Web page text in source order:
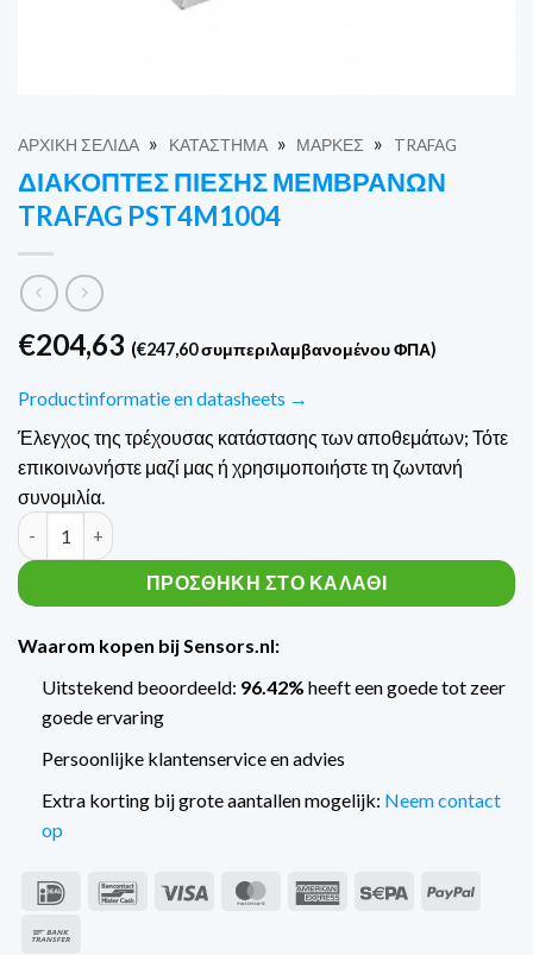
ΑΡΧΙΚΉ ΣΕΛΊΔΑ » ΚΑΤΆΣΤΗΜΑ » ΜΆΡΚΕΣ » TRAFAG
ΔΙΑΚΌΠΤΕΣ ΠΊΕΣΗΣ ΜΕΜΒΡΑΝΏΝ
TRAFAG PST4M1004
€204,63 (€247,60συμπεριλαμβανομένου ΦΠΑ)
Productinformatie en datasheets →
Έλεγχος της τρέχουσας κατάστασης των αποθεμάτων; Τότε
επικοινωνήστε μαζί μας ή χρησιμοποιήστε τη ζωντανή
συνομιλία.
Trafag Membraan drukschakelaars PST4M1004 ποσότητα
ΠΡΟΣΘΉΚΗ ΣΤΟ ΚΑΛΆΘΙ
Waarom kopen bij Sensors.nl:
Uitstekend beoordeeld: 96.42% heeft een goede tot zeer
goede ervaring
Persoonlijke klantenservice en advies
Extra korting bij grote aantallen mogelijk: Neem contact
op
IDeal BancontactVisa MasterCardAmerican Sepa
PayPal